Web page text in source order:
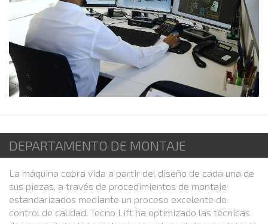
DEPARTAMENTO DE MONTAJE
La máquina cobra vida a partir del diseño de cada una de
sus piezas, a través de procedimientos de montaje
estandarizados mediante un proceso excelente de
control de calidad. Tecno Lift ha optimizado las técnicas